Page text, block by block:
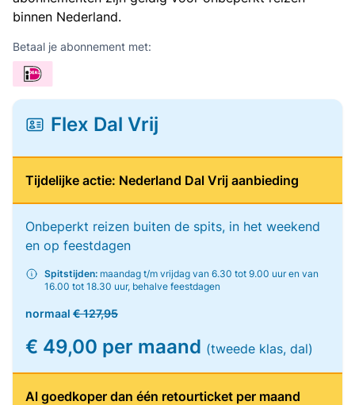
binnen Nederland.
Betaal je abonnement met:
Flex Dal Vrij
Tijdelijke actie: Nederland Dal Vrij aanbieding
Onbeperkt reizen buiten de spits, in het weekend
en op feestdagen
Spitstijden: maandag t/m vrijdag van 6.30 tot 9.00 uur en van
16.00 tot 18.30 uur, behalve feestdagen
normaal € 127,95
€ 49,00 per maand (tweede klas, dal)
Al goedkoper dan één retourticket per maand